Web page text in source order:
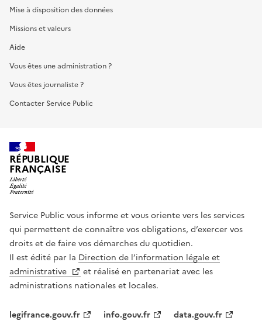
Mise à disposition des données
Missions et valeurs
Aide
Vous êtes une administration ?
Vous êtes journaliste ?
Contacter Service Public
RÉPUBLIQUE
FRANÇAISE
Service Public vous informe et vous oriente vers les services
qui permettent de connaître vos obligations, d’exercer vos
droits et de faire vos démarches du quotidien.
Il est édité par la Direction de l’information légale et
administrative
et réalisé en partenariat avec les
administrations nationales et locales.
legifrance.gouv.fr info.gouv.fr data.gouv.fr